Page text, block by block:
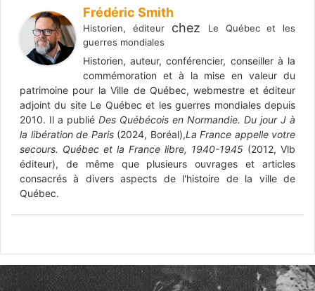
Frédéric Smith
Historien, éditeurchez
Le Québec et les
guerres mondiales
Historien, auteur, conférencier, conseiller à la
commémoration et à la mise en valeur du
patrimoine pour la Ville de Québec, webmestre et éditeur
adjoint du site Le Québec et les guerres mondiales depuis
2010. Il a publié Des Québécois en Normandie. Du jour J à
la libération de Paris (2024, Boréal),La France appelle votre
secours. Québec et la France libre, 1940-1945 (2012, Vlb
éditeur), de même que plusieurs ouvrages et articles
consacrés à divers aspects de l'histoire de la ville de
Québec.